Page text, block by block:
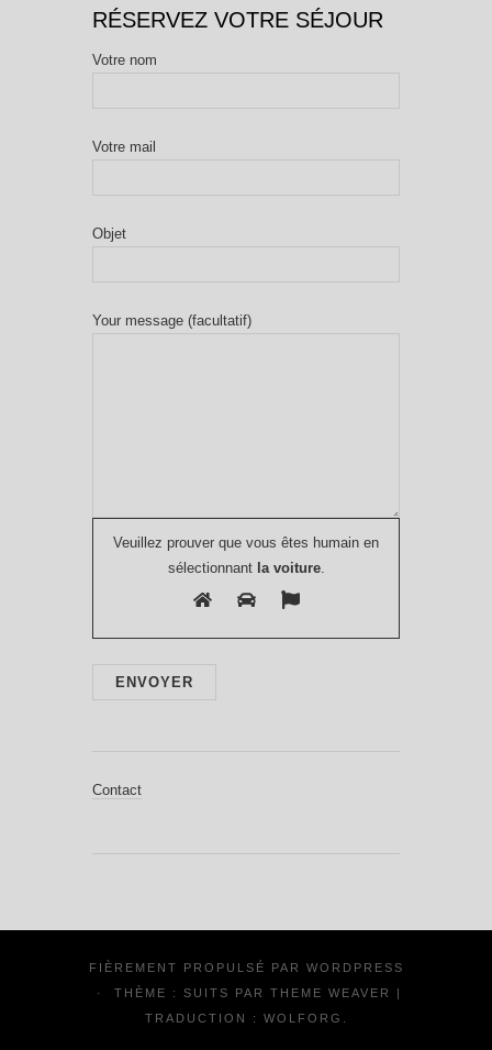
RÉSERVEZ VOTRE SÉJOUR
Votre nom
Votre mail
Objet
Your message (facultatif)
Veuillez prouver que vous êtes humain en
sélectionnantla voiture.
Contact
FIÈREMENT PROPULSÉ PAR WORDPRESS
·
THÈME : SUITS PAR THEME WEAVER
|
TRADUCTION : WOLFORG